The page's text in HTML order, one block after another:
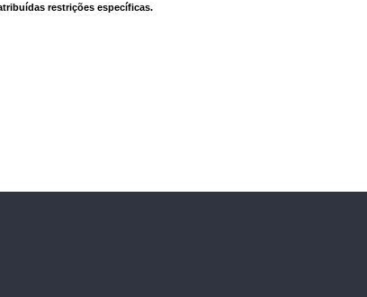
restrições específicas.